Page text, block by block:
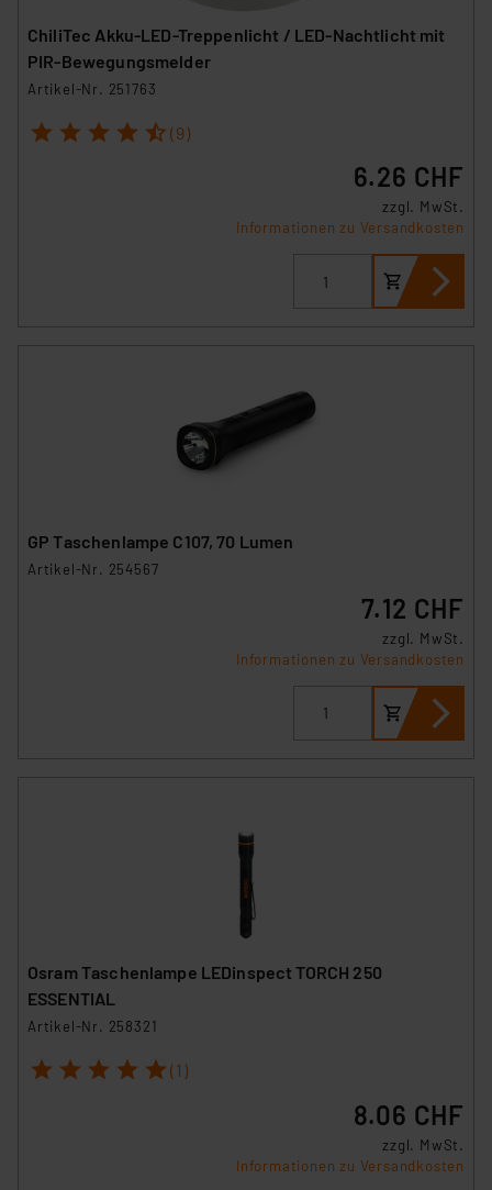
ChiliTec Akku-LED-Treppenlicht / LED-Nachtlicht mit
PIR-Bewegungsmelder
Artikel-Nr. 251763
1 2 3 4 5 (9)
6.26 CHF
zzgl. MwSt.
Informationen zu Versandkosten
GP Taschenlampe C107, 70 Lumen
Artikel-Nr. 254567
7.12 CHF
zzgl. MwSt.
Informationen zu Versandkosten
Osram Taschenlampe LEDinspect TORCH 250
ESSENTIAL
Artikel-Nr. 258321
1 2 3 4 5 (1)
8.06 CHF
zzgl. MwSt.
Informationen zu Versandkosten